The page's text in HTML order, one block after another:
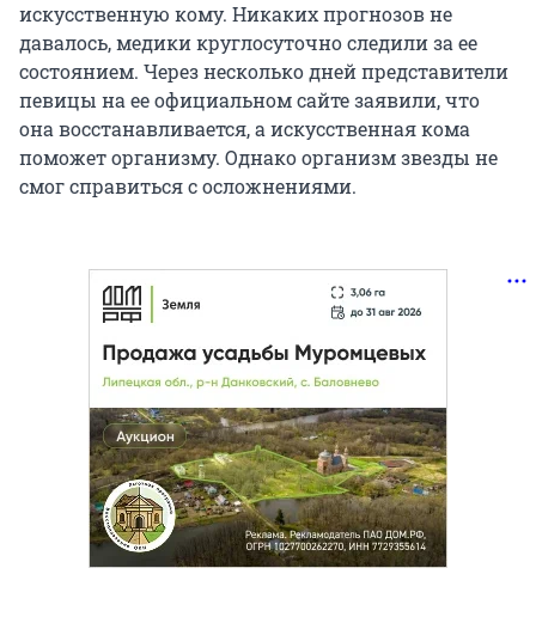
искусственную кому. Никаких прогнозов не
давалось, медики круглосуточно следили за ее
состоянием. Через несколько дней представители
певицы на ее официальном сайте заявили, что
она восстанавливается, а искусственная кома
поможет организму. Однако организм звезды не
смог справиться с осложнениями.